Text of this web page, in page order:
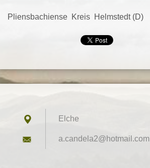
Pliensbachiense Kreis Helmstedt (D)
Elche
a.candel a2@hotmail.com